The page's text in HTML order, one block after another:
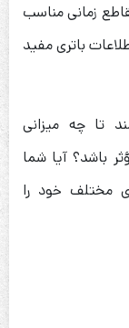
زمانی مناسب
باتری مفید
تا چه میزانی
باشد؟ آیا شما
مختلف خود را